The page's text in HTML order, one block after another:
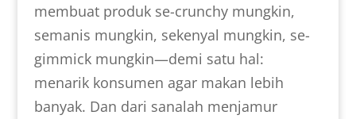
membuat produk se-crunchy mungkin,
semanis mungkin, sekenyal mungkin, se-
gimmick mungkin—demi satu hal:
menarik konsumen agar makan lebih
banyak. Dan dari sanalah menjamur